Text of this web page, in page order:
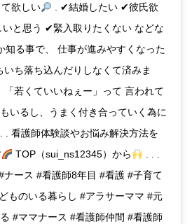
欲しい
. ✔︎結婚したい ✔︎彼氏欲
と思う ✔︎緊入取りたくない などな
知る事で、 仕事が進みやすくなった
いち落ち込んだりしなくて済みま
若くていいねぇー」って 言われて
いるし、うまく付き合っていく為に
. 看護師体験談やお悩み解決方法を
TOP（sui_ns12345）から
. . .
ース #看護師8年目 #看護 #子育て
ものいる暮らし #アラサーママ #元
#ママナース #看護師仲間 #看護師